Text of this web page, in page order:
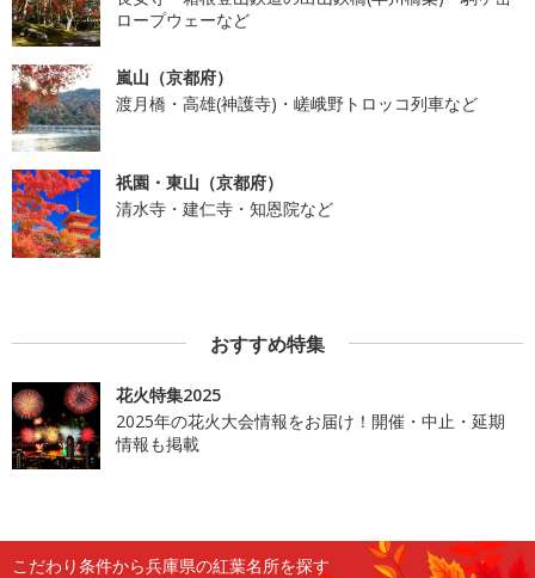
ロープウェーなど
嵐山（京都府）
渡月橋・高雄(神護寺)・嵯峨野トロッコ列車など
祇園・東山（京都府）
清水寺・建仁寺・知恩院など
おすすめ特集
花火特集2025
2025年の花火大会情報をお届け！開催・中止・延期
情報も掲載
こだわり条件から兵庫県の紅葉名所を探す